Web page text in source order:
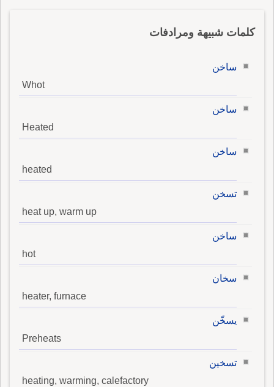
كلمات شبيهة ومرادفات
ساخن
Whot
ساخن
Heated
ساخن
heated
تسخن
heat up, warm up
ساخن
hot
سخان
heater, furnace
يسخّن
Preheats
تسخين
heating, warming, calefactory